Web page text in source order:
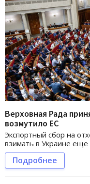
Верховная Рада
возмутило ЕС
Экспортный сбор на
взимать в Украине еще
Подробнее